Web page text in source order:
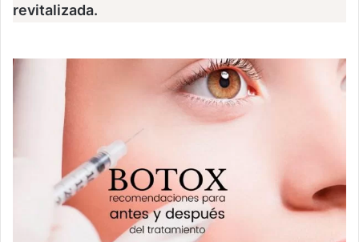
revitalizada.